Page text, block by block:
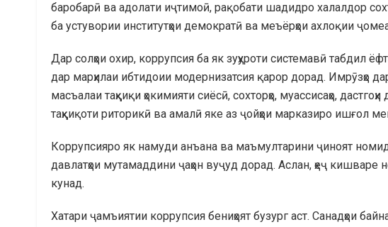
баробарӣ ва адолати иҷтимоӣ, рақобати шадидро халалдор
ба устувории институтҳои демократӣ ва меъёрҳои ахлоқии
Дар солҳои охир, коррупсия ба як зуҳуроти системавӣ табдил
дар марҳилаи ибтидоии модернизатсия қарор дорад. Имрӯзҳо
масъалаи таҳқиқи ҳокимияти сиёсӣ, сохторҳо, муассисаҳо,
таҳқиқоти риторикӣ ва амалӣ яке аз ҷойҳои марказиро ишғол
Коррупсияро як намуди анъана ва маъмултарини ҷиноят
давлатҳои мутамаддини ҷаҳон вуҷуд дорад. Аслан, ҳеҷ кишваре
кунад.
Хатари ҷамъиятии коррупсия бениҳоят бузург аст. Санадҳои